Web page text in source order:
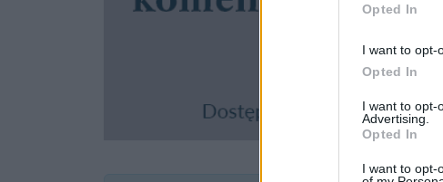
Opted In
I want to opt-
Opted In
I want to opt-
Advertising.
Opted In
I want to opt-